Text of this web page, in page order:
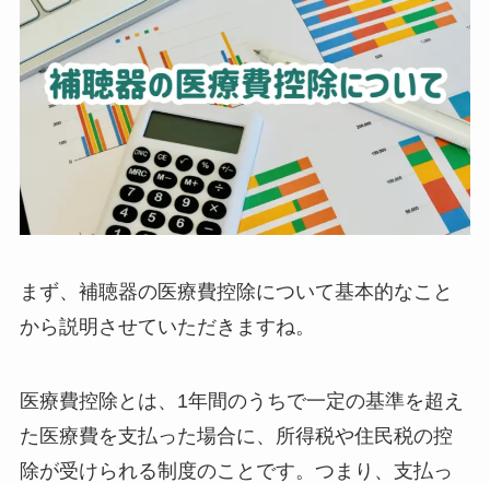
まず、補聴器の医療費控除について基本的なこと
から説明させていただきますね。
医療費控除とは、1年間のうちで一定の基準を超え
た医療費を支払った場合に、所得税や住民税の控
除が受けられる制度のことです。つまり、支払っ